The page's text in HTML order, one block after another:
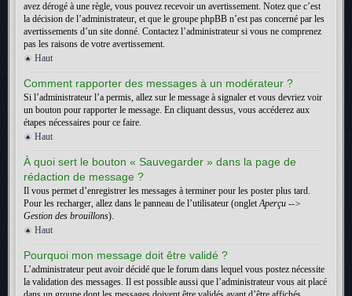
avez dérogé à une règle, vous pouvez recevoir un avertissement. Notez que c’est
la décision de l’administrateur, et que le groupe phpBB n’est pas concerné par les
avertissements d’un site donné. Contactez l’administrateur si vous ne comprenez
pas les raisons de votre avertissement.
Haut
Comment rapporter des messages à un modérateur ?
Si l’administrateur l’a permis, allez sur le message à signaler et vous devriez voir
un bouton pour rapporter le message. En cliquant dessus, vous accéderez aux
étapes nécessaires pour ce faire.
Haut
À quoi sert le bouton « Sauvegarder » dans la page de
rédaction de message ?
Il vous permet d’enregistrer les messages à terminer pour les poster plus tard.
Pour les recharger, allez dans le panneau de l’utilisateur (ongletAperçu -->
Gestion des brouillons).
Haut
Pourquoi mon message doit être validé ?
L’administrateur peut avoir décidé que le forum dans lequel vous postez nécessite
la validation des messages. Il est possible aussi que l’administrateur vous ait placé